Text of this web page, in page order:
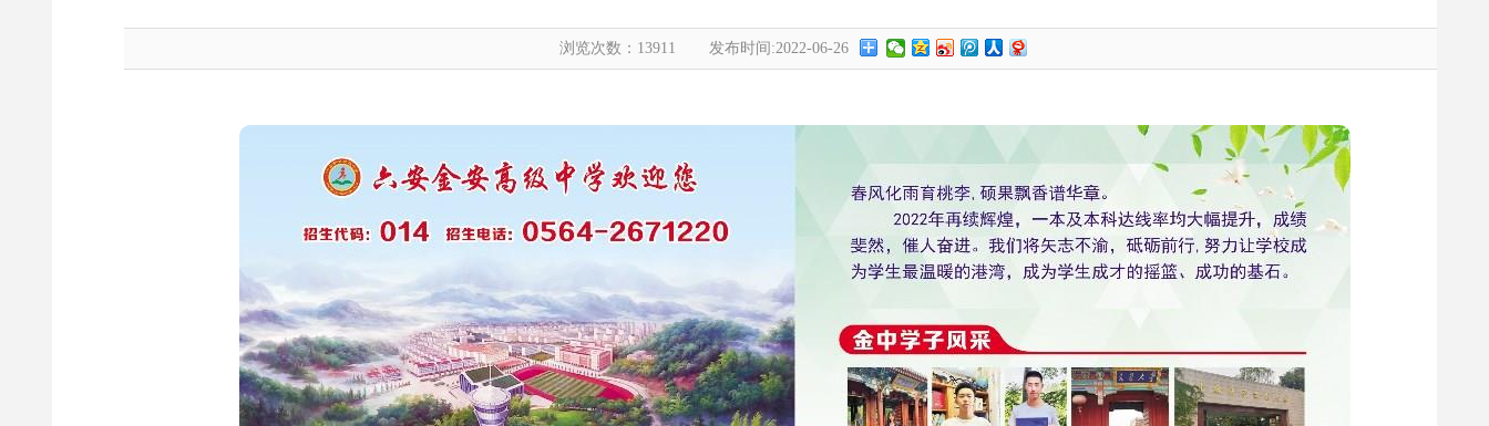
浏览次数： 13911 发布时间:2022-06-26